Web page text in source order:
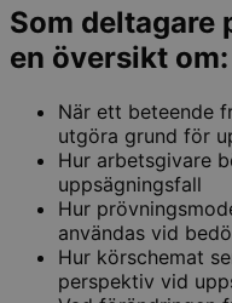
Som deltagare
en översikt om:
När ett beteende
utgöra grund för
Hur arbetsgivare
uppsägningsfall
Hur
användas vid
Hur körschemat
perspektiv vid